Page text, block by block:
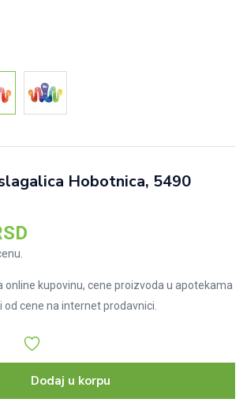
Hobotnica, 5490
online kupovinu, cene proizvoda u apotekama
cene na internet prodavnici.
Dodaj u korpu